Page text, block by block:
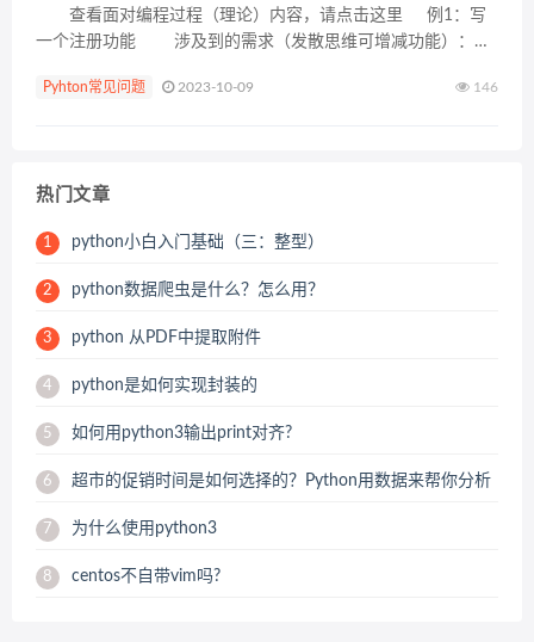
查看面对编程过程（理论）内容，请点击这里 例1：写
一个注册功能 涉及到的需求（发散思维可增减功能）：
2、将用户数据进
Pyhton常见问题 2023-10-09 146
热门文章
1 python小白入门基础（三：整型）
2 python数据爬虫是什么？怎么用？
3 python 从PDF中提取附件
4 python是如何实现封装的
5 如何用python3输出print对齐?
6 超市的促销时间是如何选择的？Python用数据来帮你分析
7 为什么使用python3
8 centos不自带vim吗?